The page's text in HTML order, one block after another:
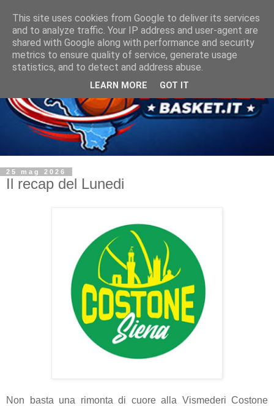
25 mag 2026
Il recap del Lunedi
Non basta una rimonta di cuore alla Vismederi Costone
This site uses cookies from Google to deliver its services
and to analyze traffic. Your IP address and user-agent are
shared with Google along with performance and security
metrics to ensure quality of service, generate usage
statistics, and to detect and address abuse.
LEARN MORE GOT IT